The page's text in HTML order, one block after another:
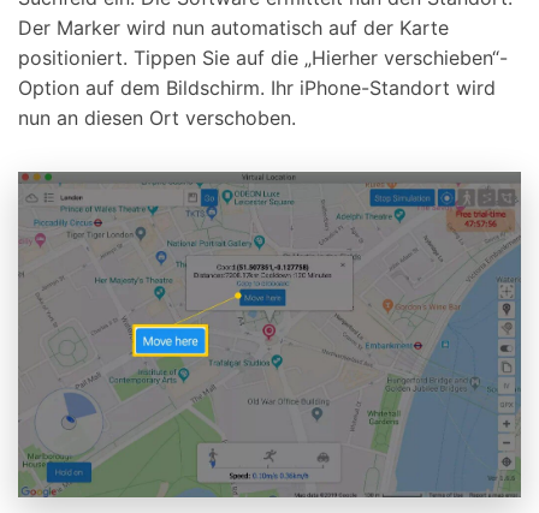
Der Marker wird nun automatisch auf der Karte
positioniert. Tippen Sie auf die „Hierher verschieben“-
Option auf dem Bildschirm. Ihr iPhone-Standort wird
nun an diesen Ort verschoben.